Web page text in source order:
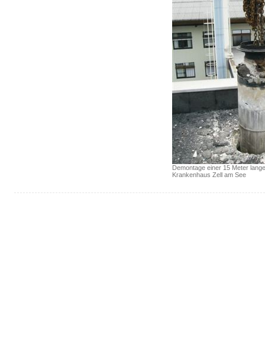
Demontage einer 15 Meter
Krankenhaus Zell am See